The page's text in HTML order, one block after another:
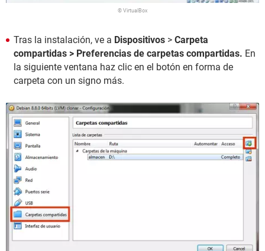
© VirtualBox
Tras la instalación, ve a Dispositivos > Carpeta
compartidas > Preferencias de carpetas compartidas. En
la siguiente ventana haz clic en el botón en forma de
carpeta con un signo más.